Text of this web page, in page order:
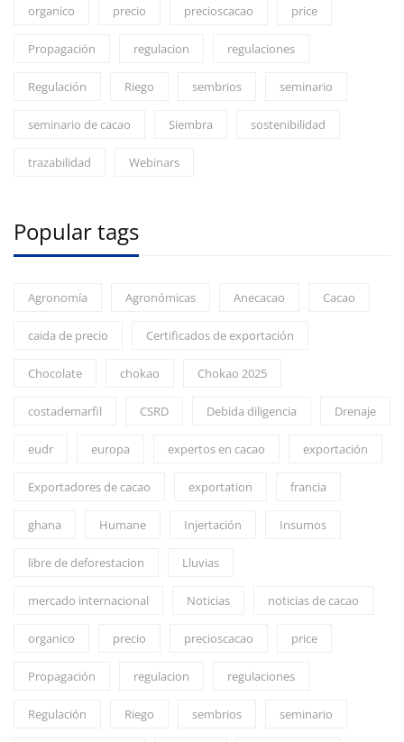
organico precio precioscacao price
Propagación regulacion regulaciones
Regulación Riego sembrios seminario
seminario de cacao Siembra sostenibilidad
trazabilidad Webinars
Popular tags
Agronomía Agronómicas Anecacao Cacao
caida de precio Certificados de exportación
Chocolate chokao Chokao 2025
costademarfil CSRD Debida diligencia Drenaje
eudr europa expertos en cacao exportación
Exportadores de cacao exportation francia
ghana Humane Injertación Insumos
libre de deforestacion Lluvias
mercado internacional Noticias noticias de cacao
organico precio precioscacao price
Propagación regulacion regulaciones
Regulación Riego sembrios seminario